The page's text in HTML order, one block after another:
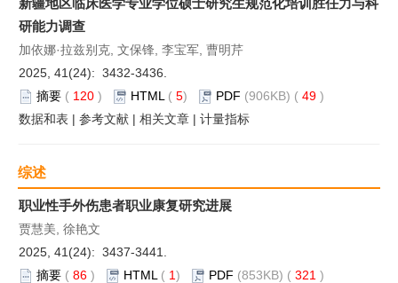
研能力调查
加依娜·拉兹别克, 文保锋, 李宝军, 曹明芹
2025, 41(24): 3432-3436.
摘要 ( 120 ) HTML ( 5) PDF (906KB) ( 49 )
数据和表 | 参考文献 | 相关文章 | 计量指标
综述
职业性手外伤患者职业康复研究进展
贾慧美, 徐艳文
2025, 41(24): 3437-3441.
摘要 ( 86 ) HTML ( 1) PDF (853KB) ( 321 )